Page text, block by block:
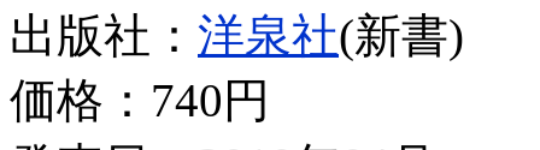
出版社： 洋泉社(新書)
価格： 740円